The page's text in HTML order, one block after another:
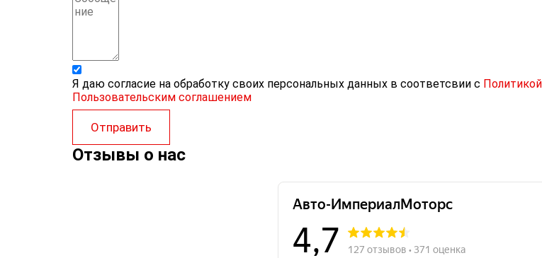
Я даю согласие на обработку своих персональных данных в соответсвии с
Пользовательским соглашением
Отправить
Отзывы о нас